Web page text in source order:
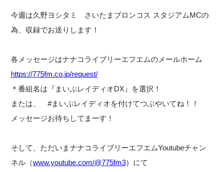
今週は久野ヨシタミ さいたまブロンコス スタジアムMCの
為、収録でお送りします！
各メッセージはナナコライブリーエフエムのメールホーム
https://775fm.co.jp/request/
＊番組名は『まいぷレイディオDX』を選択！
または、 #まいぷレイディオを付けてつぶやいてね！！
メッセージお待ちしてまーす！
そして、ただいまナナコライブリーエフエムYoutubeチャン
ネル（www.youtube.com/@775fm3）にて